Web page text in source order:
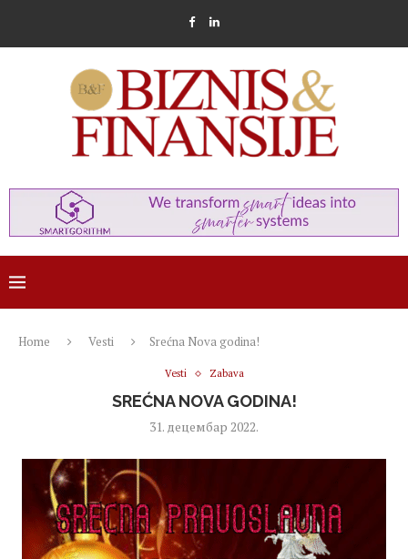
Home Vesti Srećna Nova godina!
Vesti Zabava
SREĆNA NOVA GODINA!
31. децембар 2022.